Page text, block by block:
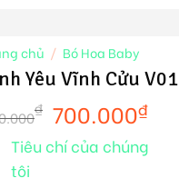
chủ / Bó Hoa Baby
Yêu Vĩnh Cửu V01
₫ 700.000₫
Tiêu chí của chúng
tôi